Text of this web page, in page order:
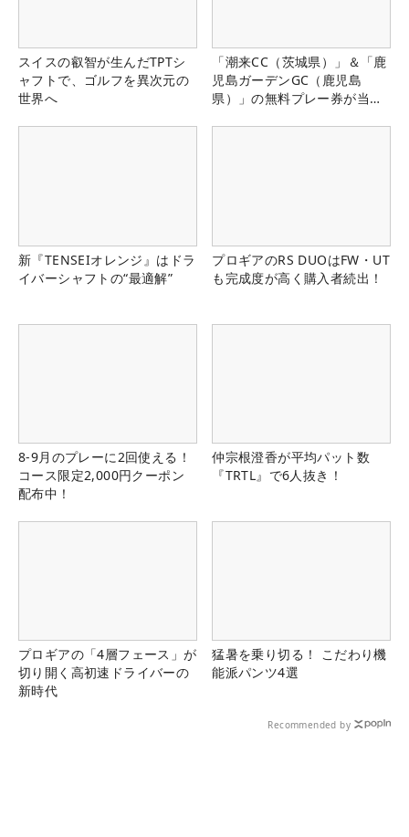
スイスの叡智が生んだTPTシ
ャフトで、ゴルフを異次元の
世界へ
「潮来CC（茨城県）」＆「鹿
児島ガーデンGC（鹿児島
県）」の無料プレー券が当た
新『TENSEIオレンジ』はドラ
イバーシャフトの“最適解”
プロギアのRS DUOはFW・UT
も完成度が高く購入者続出！
8-9月のプレーに2回使える！
コース限定2,000円クーポン
配布中！
仲宗根澄香が平均パット数
『TRTL』で6人抜き！
プロギアの「4層フェース」が
切り開く高初速ドライバーの
新時代
猛暑を乗り切る！ こだわり機
能派パンツ4選
Recommended by